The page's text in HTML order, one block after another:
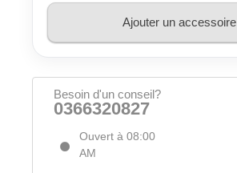
Ajouter un accessoire
Besoin d'un conseil?
0366320827
Ouvert à 08:00
AM